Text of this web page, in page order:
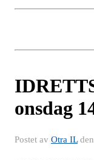
onsdag
Postet av Otra ILden